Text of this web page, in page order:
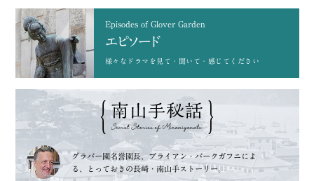
Episodes of Glover Garden
エピソード
様々なドラマを 見て・聞いて・感じてください
グラバー園名誉園長、ブライアン・バークガフニによ
る、
とっておきの長崎・南山手ストーリー。